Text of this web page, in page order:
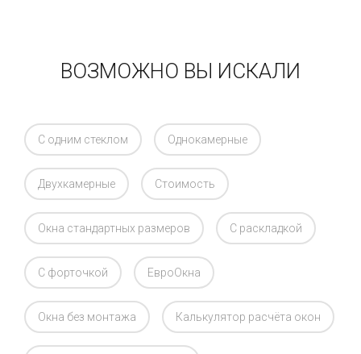
ВОЗМОЖНО ВЫ ИСКАЛИ
С одним стеклом Однокамерные
Двухкамерные Стоимость
Окна стандартных размеров C раскладкой
C форточкой ЕвроОкна
Окна без монтажа Калькулятор расчёта окон